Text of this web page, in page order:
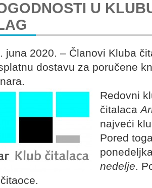
U
juna 2020. – Članovi Kluba
dostavu za poručene
Redovni
čitalaca
najveći
Pored
nedelje.